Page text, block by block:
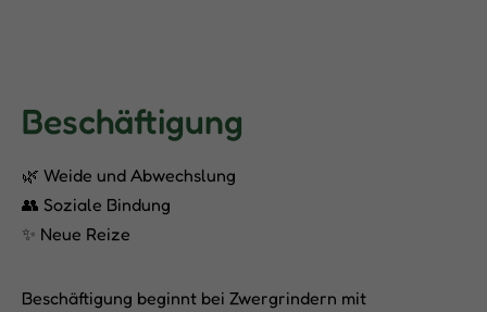
Beschäftigung
🌿 Weide und Abwechslung
👥 Soziale Bindung
✨ Neue Reize
Beschäftigung beginnt bei Zwergrindern mit